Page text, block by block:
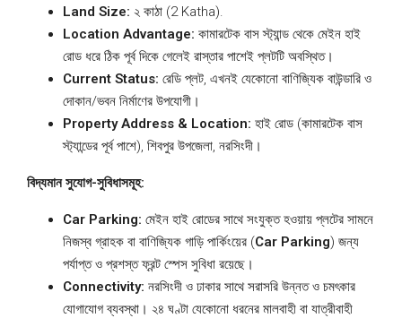
Land Size: ২ কাঠা (2 Katha).
Location Advantage: কামারটেক বাস স্ট্যান্ড থেকে মেইন হাই
রোড ধরে ঠিক পূর্ব দিকে গেলেই রাস্তার পাশেই প্লটটি অবস্থিত।
Current Status: রেডি প্লট, এখনই যেকোনো বাণিজ্যিক বাউন্ডারি ও
দোকান/ভবন নির্মাণের উপযোগী।
Property Address & Location: হাই রোড (কামারটেক বাস
স্ট্যান্ডের পূর্ব পাশে), শিবপুর উপজেলা, নরসিংদী।
বিদ্যমান সুযোগ-সুবিধাসমূহ:
Car Parking: মেইন হাই রোডের সাথে সংযুক্ত হওয়ায় প্লটের সামনে
নিজস্ব গ্রাহক বা বাণিজ্যিক গাড়ি পার্কিংয়ের (Car Parking) জন্য
পর্যাপ্ত ও প্রশস্ত ফ্রন্ট স্পেস সুবিধা রয়েছে।
Connectivity: নরসিংদী ও ঢাকার সাথে সরাসরি উন্নত ও চমৎকার
যোগাযোগ ব্যবস্থা। ২৪ ঘণ্টা যেকোনো ধরনের মালবাহী বা যাত্রীবাহী